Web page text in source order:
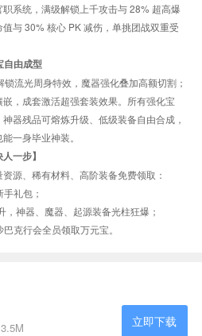
系统，满级解锁上千攻击与 28% 超高爆
与 30% 核心 PK 减伤，单挑团战双重受
自由成型
流光周身特效，魔器强化叠加高额切割；
，成套激活超强套装效果。所有强化宝
器残品可熔炼升级、低级装备自由合成，
一身毕业神装。
一步】
、稀有材料、高阶装备免费领取：
礼包；
神器、魔器、起源装备光柱狂爆；
行会全员领取万元宝。
立即下载